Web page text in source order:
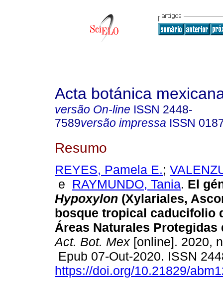
Acta botánica
versão On-line ISSN 2448-
7589versão impressa ISSN
Resumo
REYES, Pamela E.;
e RAYMUNDO, Tania. El
Hypoxylon (Xylariales,
bosque tropical caducifolio
Áreas Naturales Protegidas
Act. Bot. Mex [online]. 2020,
Epub 07-Out-2020. ISSN
https://doi.org/10.21829/